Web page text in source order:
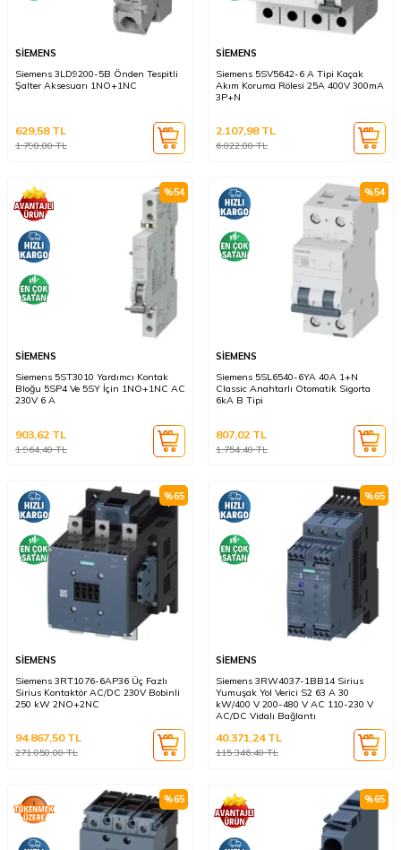
SİEMENS
Siemens 3LD9200-5B Önden Tespitli
Şalter Aksesuarı 1NO+1NC
1.798,80TL
629,58TL
SİEMENS
Siemens 5SV5642-6 A Tipi Kaçak
Akım Koruma Rölesi 25A 400V 300mA
3P+N
6.022,80TL
2.107,98TL
%54
SİEMENS
Siemens 5ST3010 Yardımcı Kontak
Bloğu 5SP4 Ve 5SY İçin 1NO+1NC AC
230V 6 A
1.964,40TL
903,62 TL
%54
SİEMENS
Siemens 5SL6540-6YA 40A 1+N
Classic Anahtarlı Otomatik Sigorta
6kA B Tipi
1.754,40TL
807,02 TL
%65
SİEMENS
Siemens 3RT1076-6AP36 Üç Fazlı
Sirius Kontaktör AC/DC 230V Bobinli
250 kW 2NO+2NC
271.050,00TL
94.867,50TL
%65
SİEMENS
Siemens 3RW4037-1BB14 Sirius
Yumuşak Yol Verici S2 63 A 30
kW/400 V 200-480 V AC 110-230 V
AC/DC Vidalı Bağlantı
115.346,40TL
40.371,24TL
%65 %65